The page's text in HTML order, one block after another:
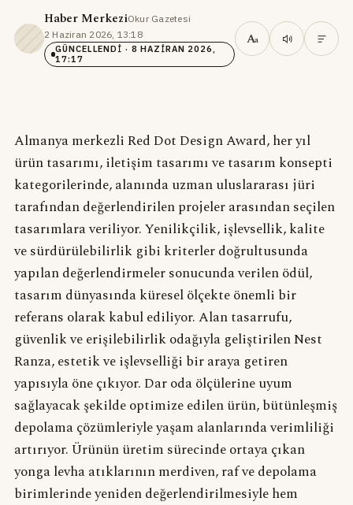
Haber MerkeziOkur Gazetesi·
2 Haziran 2026, 13:18·
GÜNCELLENDI · 8 HAZIRAN 2026,
17:17
Aa
Almanya merkezli Red Dot Design Award, her yıl
ürün tasarımı, iletişim tasarımı ve tasarım konsepti
kategorilerinde, alanında uzman uluslararası jüri
tarafından değerlendirilen projeler arasından seçilen
tasarımlara veriliyor. Yenilikçilik, işlevsellik, kalite
ve sürdürülebilirlik gibi kriterler doğrultusunda
yapılan değerlendirmeler sonucunda verilen ödül,
tasarım dünyasında küresel ölçekte önemli bir
referans olarak kabul ediliyor. Alan tasarrufu,
güvenlik ve erişilebilirlik odağıyla geliştirilen Nest
Ranza, estetik ve işlevselliği bir araya getiren
yapısıyla öne çıkıyor. Dar oda ölçülerine uyum
sağlayacak şekilde optimize edilen ürün, bütünleşmiş
depolama çözümleriyle yaşam alanlarında verimliliği
artırıyor. Ürünün üretim sürecinde ortaya çıkan
yonga levha atıklarının merdiven, raf ve depolama
birimlerinde yeniden değerlendirilmesiyle hem